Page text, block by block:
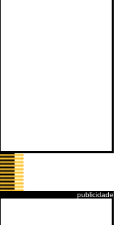
publicidade